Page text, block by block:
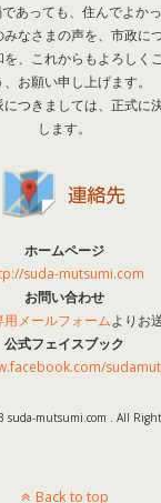
あっても、住んでよか
なさまの声を、市政に
、これからもよろしく
、お願い申し上げます。
つきましては、正式に
します。
ホームページ
suda-mutsumi.com
お問い合わせ
用メールフォームよりお
公式フェイスブック
mutsumi.com . All
Back to top